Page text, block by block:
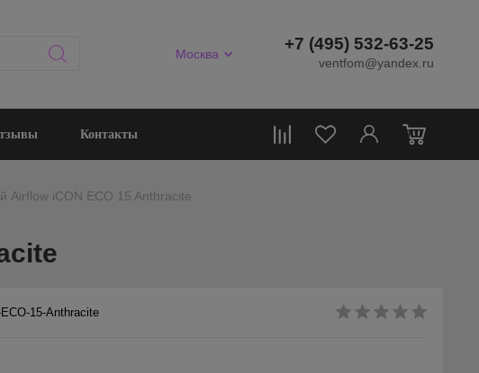
Москва
+7 (495) 532-63-25
ventfom@yandex.ru
0
Контакты
Airflow iCON ECO 15 Anthracite
15-Anthracite